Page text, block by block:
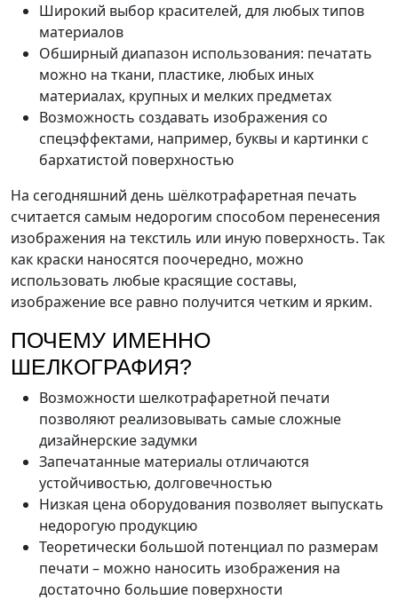
Широкий выбор красителей, для любых типов
материалов
Обширный диапазон использования: печатать
можно на ткани, пластике, любых иных
материалах, крупных и мелких предметах
Возможность создавать изображения со
спецэффектами, например, буквы и картинки с
бархатистой поверхностью
На сегодняшний день шёлкотрафаретная печать
считается самым недорогим способом перенесения
изображения на текстиль или иную поверхность. Так
как краски наносятся поочередно, можно
использовать любые красящие составы,
изображение все равно получится четким и ярким.
ПОЧЕМУ ИМЕННО
ШЕЛКОГРАФИЯ?
Возможности шелкотрафаретной печати
позволяют реализовывать самые сложные
дизайнерские задумки
Запечатанные материалы отличаются
устойчивостью, долговечностью
Низкая цена оборудования позволяет выпускать
недорогую продукцию
Теоретически большой потенциал по размерам
печати – можно наносить изображения на
достаточно большие поверхности